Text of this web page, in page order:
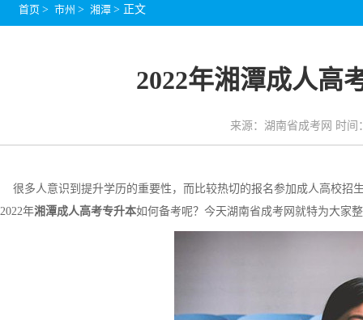
首页 > 市州 > 湘潭 > 正文
2022年湘潭成人高
来源：湖南省成考网 时间
很多人意识到提升学历的重要性，而比较热切的报名参加成人高校招
2022年湘潭成人高考专升本如何备考呢？今天湖南省成考网就特为大家